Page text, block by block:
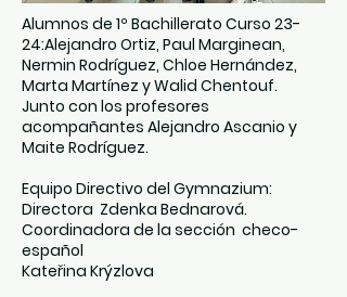
Alumnos de 1º Bachillerato Curso 23-
24:Alejandro Ortiz, Paul Marginean,
Nermin Rodríguez, Chloe Hernández,
Marta Martínez y Walid Chentouf.
Junto con los profesores
acompañantes Alejandro Ascanio y
Maite Rodríguez.
Equipo Directivo del Gymnazium:
Directora Zdenka Bednarová.
Coordinadora de la sección checo-
español
Kateřina Krýzlova